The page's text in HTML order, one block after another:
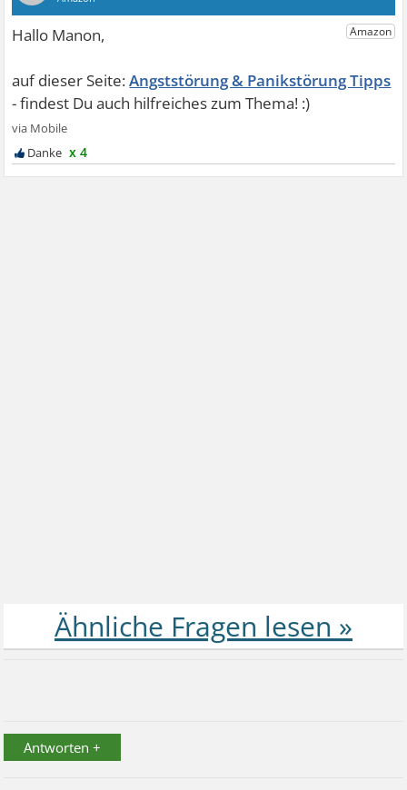
Angststörung & Panikstörung Tipps
x 4
Antworten +